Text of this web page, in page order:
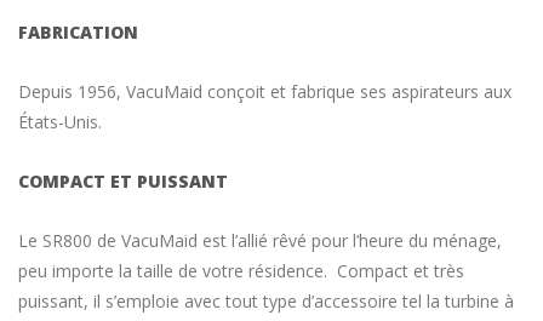
FABRICATION
Depuis 1956, VacuMaid conçoit et fabrique ses aspirateurs aux
États-Unis.
COMPACT ET PUISSANT
Le SR800 de VacuMaid est l’allié rêvé pour l’heure du ménage,
peu importe la taille de votre résidence. Compact et très
puissant, il s’emploie avec tout type d’accessoire tel la turbine à